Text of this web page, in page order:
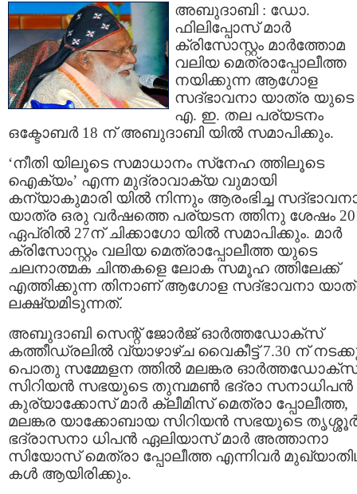
അബുദാബി : ഡോ.
ഫിലിപ്പോസ് മാര്‍
ക്രിസോസ്റ്റം മാര്‍ത്തോമ
വലിയ മെത്രാപ്പോലീത്ത
നയിക്കുന്ന ആഗോള
സദ്ഭാവനാ യാത്ര
എ. ഇ. തല പര്യടനം
ഒക്ടോബര്‍ 18 ന് അബുദാബി യില്‍ സമാപിക്കും.
‘നീതി യിലൂടെ സമാധാനം സ്‌നേഹ ത്തിലൂടെ
ഐക്യം’ എന്ന മുദ്രാവാക്യ വുമായി
കന്യാകുമാരി യില്‍ നിന്നും ആരംഭിച്ച
യാത്ര ഒരു വര്‍ഷത്തെ പര്യടന ത്തിനു ശേഷം
ഏപ്രില്‍ 27ന് ചിക്കാഗോ യില്‍ സമാപിക്കും. മാര്‍
ക്രിസോസ്റ്റം വലിയ മെത്രാപ്പോലീത്ത യുടെ
ചലനാത്മക ചിന്തകളെ ലോക സമൂഹ ത്തിലേക്ക്
എത്തിക്കുന്ന തിനാണ് ആഗോള സദ്ഭാവനാ
ലക്ഷ്യമിടുന്നത്.
അബുദാബി സെന്റ്‌ ജോര്‍ജ് ഓര്‍ത്തഡോക്‌സ്
കത്തീഡ്രലില്‍ വ്യാഴാഴ്ച വൈകീട്ട് 7.30 ന്
പൊതു സമ്മേളന ത്തില്‍ മലങ്കര
സിറിയന്‍ സഭയുടെ തുമ്പമണ്‍ ഭദ്രാ സനാധിപന്‍
കുര്യാക്കോസ് മാര്‍ ക്ലീമിസ് മെത്രാ പ്പോലീത്ത,
മലങ്കര യാക്കോബായ സിറിയന്‍ സഭയുടെ
ഭദ്രാസനാ ധിപന്‍ ഏലിയാസ് മാര്‍ അത്താനാ
സിയോസ് മെത്രാ പ്പോലീത്ത എന്നിവര്‍
കള്‍ ആയിരിക്കും.